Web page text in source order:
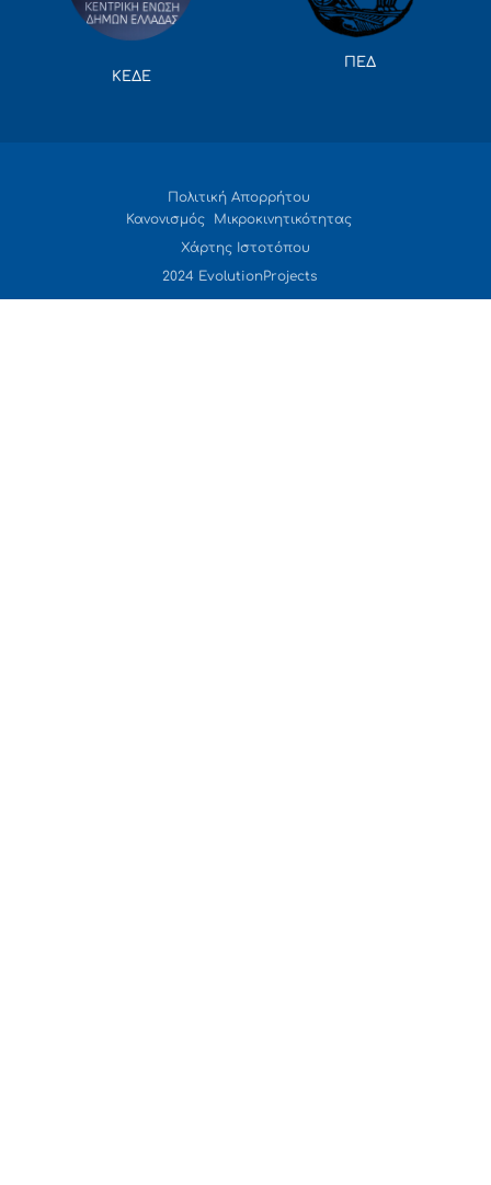
ΚΕΔΕ
ΠΕΔ
Πολιτική Απορρήτου
Κανονισμός Μικροκινητικότητας
Χάρτης Ιστοτόπου
2024 EvolutionProjects